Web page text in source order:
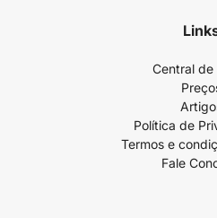
Central de
Política de
Termos e
Fale